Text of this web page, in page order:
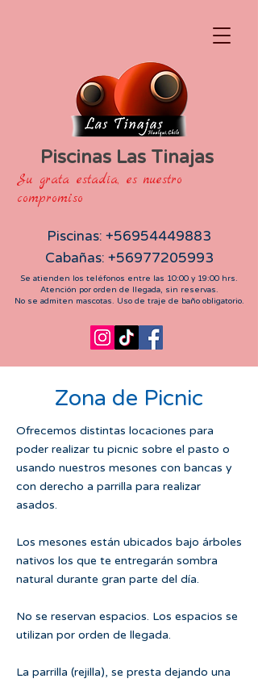
Piscinas Las Tinajas
Su grata estadía, es nuestro
compromiso
Piscinas: +56954449883
Cabañas: +56977205993
Se atienden los teléfonos entre las 10:00 y 19:00 hrs.
Atención por orden de llegada, sin reservas.
No se admiten mascotas. Uso de traje de baño obligatorio.
Zona de Picnic
Ofrecemos distintas locaciones para
poder realizar tu picnic sobre el pasto o
usando nuestros mesones con bancas y
con derecho a parrilla para realizar
asados.
Los mesones están ubicados bajo árboles
nativos los que te entregarán sombra
natural durante gran parte del día.
No se reservan espacios. Los espacios se
utilizan por orden de llegada.
La parrilla (rejilla), se presta dejando una